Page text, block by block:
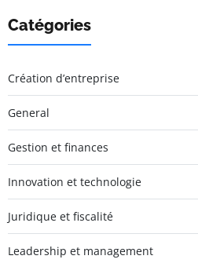
Catégories
Création d’entreprise
General
Gestion et finances
Innovation et technologie
Juridique et fiscalité
Leadership et management